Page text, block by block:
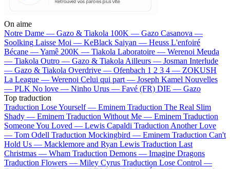
On aime
Notre Dame — Gazo & Tiakola 100K — Gazo Casanova —
Soolking Laisse Moi — KeBlack Saiyan — Heuss L'enfoiré
Bécane —Yamê 200K — Tiakola Laboratoire — Werenoi Meuda
— Tiakola Outro — Gazo & Tiakola Ailleurs — Josman Interlude
— Gazo & Tiakola Overdrive — Ofenbach 1 2 3 4 — ZOKUSH
La League — Werenoi Celui qui part — Joseph Kamel Nouvelles
— PLK No love — Ninho Urus — Favé (FR) DIE — Gazo
Top traduction
Traduction Lose Yourself — Eminem Traduction The Real Slim
Shady — Eminem Traduction Without Me — Eminem Traduction
Someone You Loved — Lewis Capaldi Traduction Another Love
— Tom Odell Traduction Mockingbird — Eminem Traduction Can't
Hold Us — Macklemore and Ryan Lewis Traduction Last
Christmas — Wham Traduction Demons — Imagine Dragons
Traduction Flowers — Miley Cyrus Traduction Lose Control —